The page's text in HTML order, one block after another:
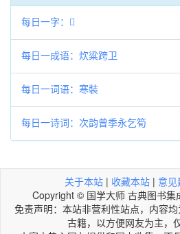
每日一字：𪙐
每日一成语：炊粱跨卫
每日一词语：寒裝
每日一诗词：次韵曾季永乞筍
关于本站 | 收藏本站 | 意见
Copyright © 国学大师 古典图书集
免责声明：本站非营利性站点，内容
古籍，以方便网友为主，